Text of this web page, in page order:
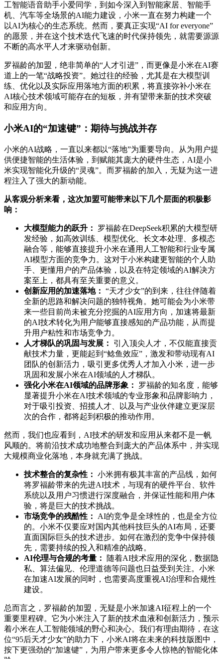
工智能语音助手小爱同学，到如今深入到智能家居、智能手
机、汽车等全场景的AI能力建设，小米一直在努力构建一个
以AI为核心的生态系统。然而，要真正实现“AI for everyone”
的愿景，并在这个技术迭代飞速的时代保持领先，就需要源源
不断的高水平人才来驱动创新。
罗福龄的加盟，绝非简单的“人才引进”，而更像是小米在AI赛
道上的一笔“战略投资”。她过往的经验，尤其是在大模型训
练、优化以及实际应用落地方面的积累，将直接弥补小米在
AI核心技术领域可能存在的短板，并有望带来新的技术突破
和应用方向。
小米AI的“加速键”：期待与挑战并存
小米的AI战略，一直以来都以“落地”为重要导向。从为用户提
供便捷智能的生活体验，到赋能其庞大的硬件生态，AI是小
米实现智能化升级的“灵魂”。而罗福龄的加入，无疑为这一进
程注入了强大的新动能。
从客观分析来看，这次加盟可能带来以下几个层面的积极影
响：
大模型能力的跃升：
罗福龄在DeepSeek积累的大模型研
发经验，如高效训练、模型优化、长文本处理、多模态
融合等，能够直接提升小米在通用人工智能和行业专属
AI模型方面的竞争力。这对于小米构建更智能的个人助
手、更懂用户的产品体验，以及在特定领域的AI解决方
案至上，都具有至关重要的意义。
创新应用的加速落地： “天才少女”的到来，往往伴随着
全新的思路和解决问题的独特视角。她可能会为小米带
来一些目前尚未被充分挖掘的AI应用方向，加速将最新
的AI技术转化为用户能够直接感知的产品功能，从而提
升用户粘性和市场竞争力。
人才梯队的巩固与发展：
引入顶尖人才，不仅能直接贡
献技术力量，更能起到“鲶鱼效应”，激发和带动现有AI
团队的创新活力，吸引更多优秀人才加入小米，进一步
巩固和发展小米在AI领域的人才梯队。
强化小米在AI领域的品牌形象：
罗福龄的知名度，能够
显著提升小米在AI技术领域的专业形象和品牌影响力，
对于吸引投资、招揽人才、以及与产业伙伴建立更深层
次的合作，都将起到积极的推动作用。
然而，我们也应看到，AI技术的研发和应用从来都不是一帆
风顺的。将前沿技术成功地整合到庞大的产品体系中，并实现
大规模商业化落地，本身就充满了挑战。
技术整合的复杂性： 小米拥有极其丰富的产品线，如何
将罗福龄带来的先进AI技术，与现有的硬件平台、软件
系统以及用户习惯进行深度融合，并保证性能和用户体
验，将是巨大的技术挑战。
市场竞争的残酷性：
AI的竞争是全球性的，也是全方位
的。小米不仅要应对国内其他科技巨头的AI布局，还要
直面国际巨头的技术进步。如何在激烈的竞争中保持领
先，需要持续的投入和精准的战略。
AI伦理与合规的考量：
随着AI技术应用的深化，数据隐
私、算法偏见、伦理道德等问题也日益受到关注。小米
在加速AI发展的同时，也需要高度重视AI治理和合规性
建设。
总而言之，罗福龄的加盟，无疑是小米加速AI征程上的一个
重要里程碑。它为小米注入了新的技术血液和创新活力，预示
着小米在人工智能领域的野心和决心。我们有理由期待，在这
位“95后天才少女”的助力下，小米AI将在未来的科技版图中，
按下更强劲的“加速键”，为用户带来更多令人惊艳的智能化体